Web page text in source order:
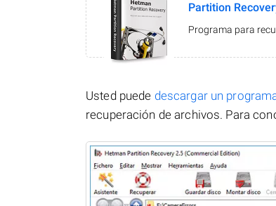
Partition
Programa para
Usted puede descargar un
recuperación de archivos. Para